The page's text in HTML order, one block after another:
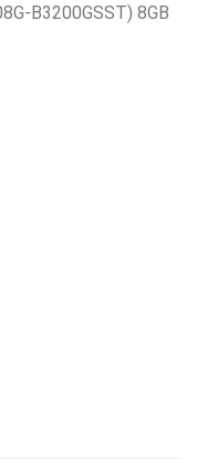
B3200GSST) 8GB